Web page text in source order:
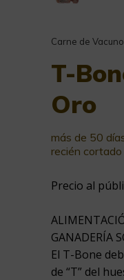
Carne de Vacuno
T-
Oro
más de 50
recién
Precio al
GANADERÍA
El T-Bone
de “T” del